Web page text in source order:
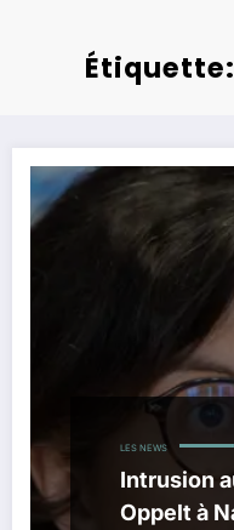
LES NEWS
Intrusion
Oppelt à